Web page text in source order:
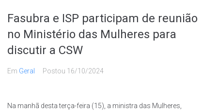
Fasubra e ISP participam de reunião
no Ministério das Mulheres para
discutir a CSW
Em Geral Postou 16/10/2024
Na manhã desta terça-feira (15), a ministra das Mulheres,